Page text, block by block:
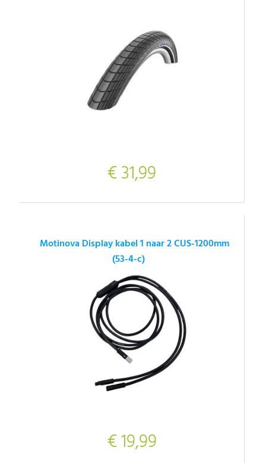
€ 31,99
Motinova Display kabel 1 naar 2 CUS-1200mm
(53-4-c)
€ 19,99